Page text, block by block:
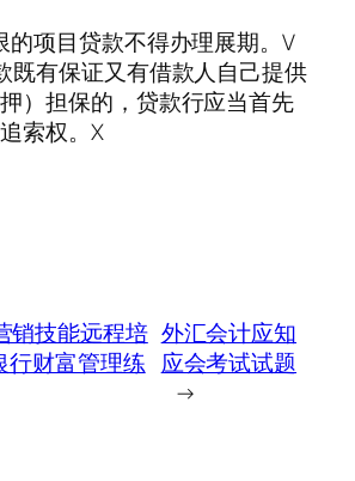
的项目贷款不得办理展期。V
既有保证又有借款人自己提供
）担保的，贷款行应当首先
索权。X
销技能远程培
行财富管理练
外汇会计应知
应会考试试题
→